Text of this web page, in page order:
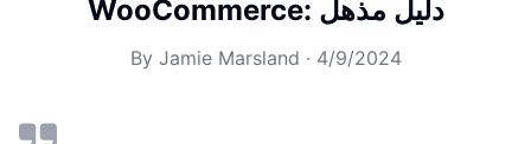
WooCommerce: دليل مذهل
By Jamie Marsland · 4/9/2024